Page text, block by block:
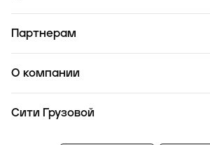
Партнерам
О компании
Сити Грузовой